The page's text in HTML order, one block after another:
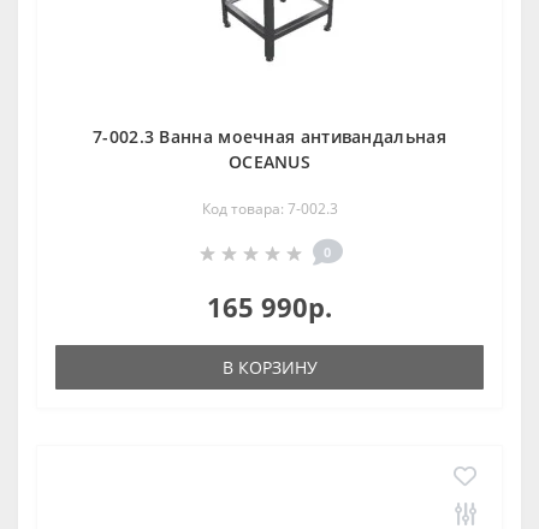
7-002.3 Ванна моечная антивандальная
OCEANUS
Код товара: 7-002.3
0
165 990р.
В КОРЗИНУ